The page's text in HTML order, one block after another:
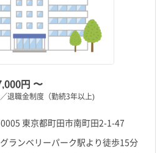
円 〜
／退職金制度（勤続3年以上)
東京都町田市南町田2-1-47
ランベリーパーク駅より徒歩15分